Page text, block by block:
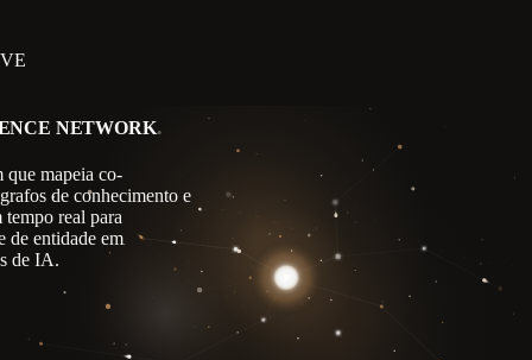
NETWORK
que mapeia co-
de conhecimento e
tempo real para
de entidade em
de IA.